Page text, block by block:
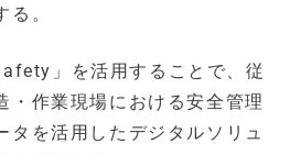
。
」を活用することで、従
・作業現場における安全管理
タを活用したデジタルソリュ